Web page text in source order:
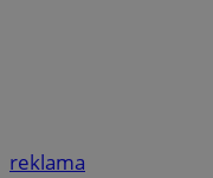
reklama